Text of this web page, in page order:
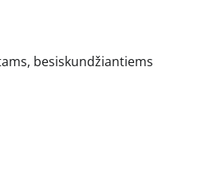
besiskundžiantiems